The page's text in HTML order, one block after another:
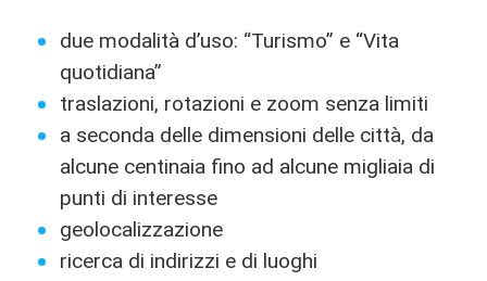
due modalità d’uso: “Turismo” e “Vita
quotidiana”
traslazioni, rotazioni e zoom senza limiti
a seconda delle dimensioni delle città, da
alcune centinaia fino ad alcune migliaia di
punti di interesse
geolocalizzazione
ricerca di indirizzi e di luoghi